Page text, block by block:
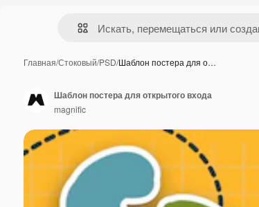
Главная/Стоковый/PSD/Шаблон постера для о…
Шаблон постера для открытого входа
magnific